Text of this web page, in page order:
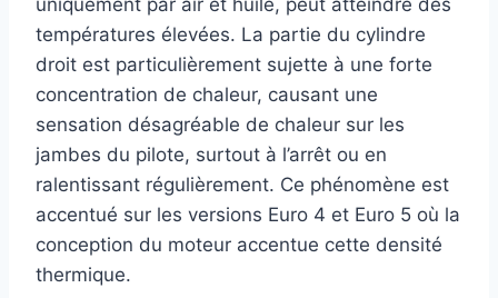
uniquement par air et huile, peut atteindre des
températures élevées. La partie du cylindre
droit est particulièrement sujette à une forte
concentration de chaleur, causant une
sensation désagréable de chaleur sur les
jambes du pilote, surtout à l’arrêt ou en
ralentissant régulièrement. Ce phénomène est
accentué sur les versions Euro 4 et Euro 5 où la
conception du moteur accentue cette densité
thermique.